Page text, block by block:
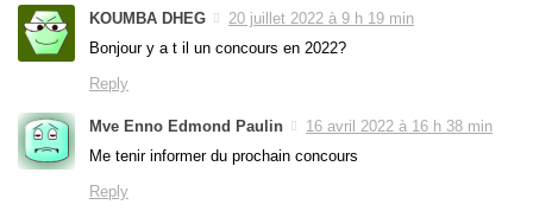
KOUMBA DHEG
20 juillet 2022 à 9 h 19 min
Bonjour y a t il un concours en 2022?
Reply
Mve Enno Edmond Paulin
16 avril 2022 à 16 h 38 min
Me tenir informer du prochain concours
Reply